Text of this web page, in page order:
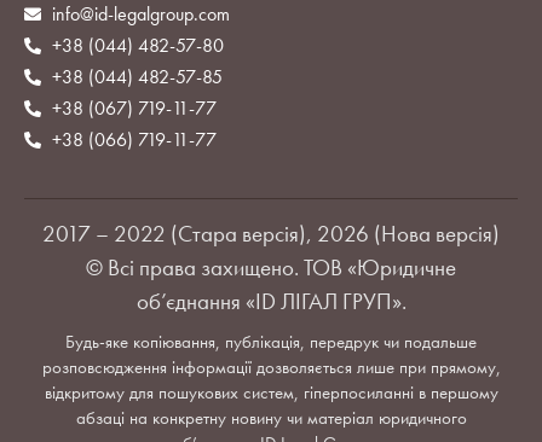
info@id-legalgroup.com
+38 (044) 482-57-80
+38 (044) 482-57-85
+38 (067) 719-11-77
+38 (066) 719-11-77
2017 – 2022 (Стара версія), 2026 (Нова версія)
© Всі права захищено. ТОВ «Юридичне
об’єднання «ID ЛІГАЛ ГРУП».
Будь-яке копіювання, публікація, передрук чи подальше
розповсюдження інформації дозволяється лише при прямому,
відкритому для пошукових систем, гіперпосиланні в першому
абзаці на конкретну новину чи матеріал юридичного